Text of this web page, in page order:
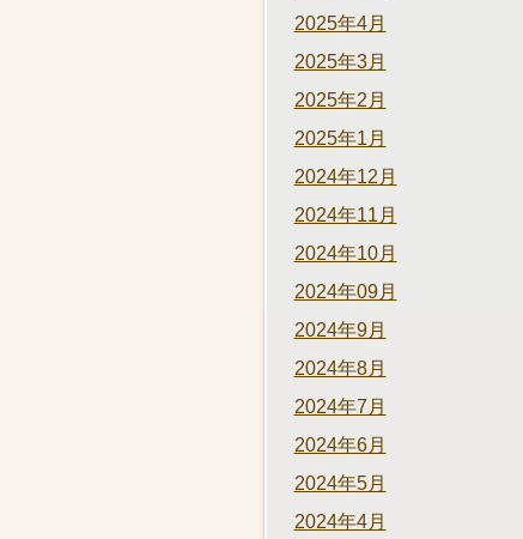
2025年4月
2025年3月
2025年2月
2025年1月
2024年12月
2024年11月
2024年10月
2024年09月
2024年9月
2024年8月
2024年7月
2024年6月
2024年5月
2024年4月